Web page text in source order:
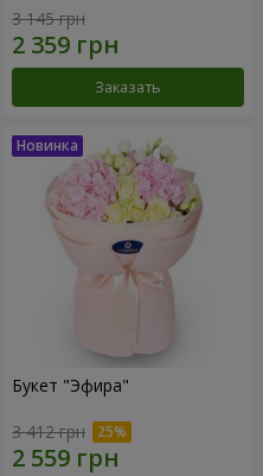
3 145 грн
Заказать
Букет "Эфира"
3 412 грн